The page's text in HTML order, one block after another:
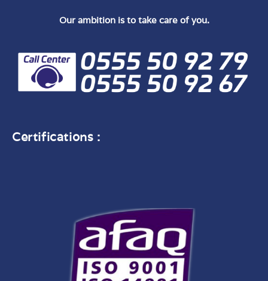
Our ambition is to take care of you.
Certifications :